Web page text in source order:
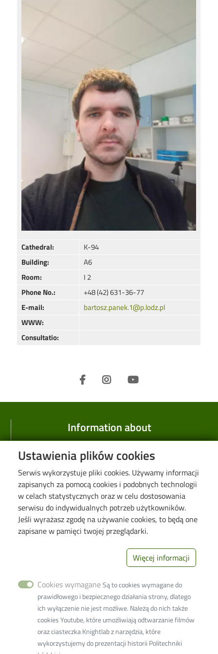
Ustawienia plików cookies
Serwis wykorzystuje pliki cookies. Używamy informacji
zapisanych za pomocą cookies i podobnych technologii
w celach statystycznych oraz w celu dostosowania
serwisu do indywidualnych potrzeb użytkowników.
Jeśli wyrażasz zgodę na używanie cookies, to będą one
zapisane w pamięci twojej przeglądarki.
Więcej informacji
Cookies wymagane Są to cookies wymagane do
prawidłowego i bezpiecznego działania strony, dlatego
ich wyłączenie nie jest możliwe. Należą do nich także
cookies Youtube, które umożliwiają odtwarzanie filmów
oraz ciasteczka Knightlab z narzędzia, które
wykorzystujemy do prezentacji historii Politechniki
Cathedral:
K-94
Building:
A6
Room:
I 2
Phone No.:
+48 (42) 631-36-77
E-mail:
bartosz.panek.1@p.lodz.pl
WWW:
Consultatio:
Information about
Faculty
Research
Information for
Candidates
Links
Wikamp
Webmail
Library